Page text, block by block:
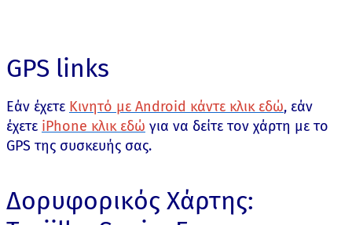
GPS links
Εάν έχετε Κινητό με Android κάντε κλικ εδώ, εάν
έχετε iPhone κλικ εδώ για να δείτε τον χάρτη με το
GPS της συσκευής σας.
Δορυφορικός Χάρτης: